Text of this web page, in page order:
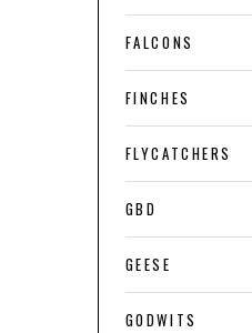
FALCONS
FINCHES
FLYCATCHERS
GBD
GEESE
GODWITS